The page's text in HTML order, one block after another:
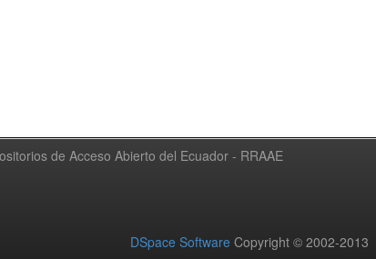
de Acceso Abierto del Ecuador - RRAAE
DSpace Software Copyright © 2002-2013